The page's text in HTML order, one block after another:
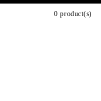
0 product(s)